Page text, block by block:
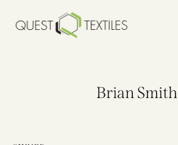
Brian Smith